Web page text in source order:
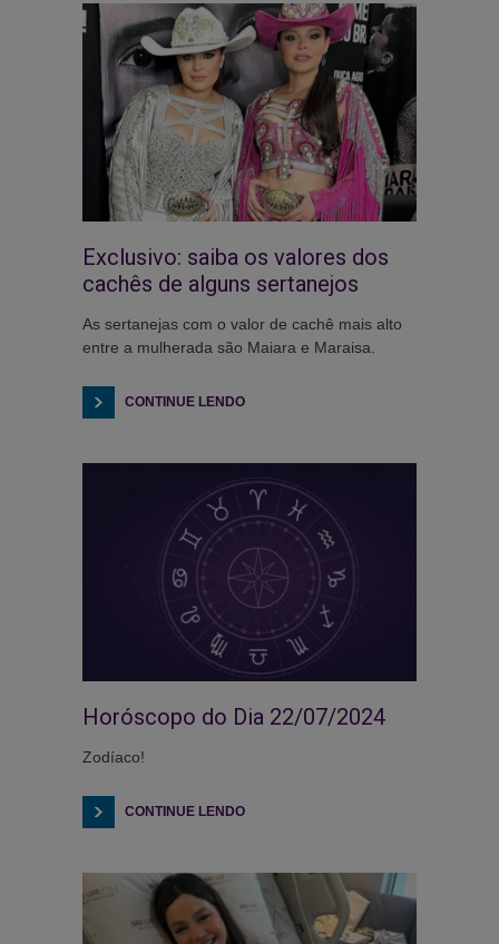
Exclusivo: saiba os valores dos
cachês de alguns sertanejos
As sertanejas com o valor de cachê mais alto
entre a mulherada são Maiara e Maraisa.
CONTINUE LENDO
Horóscopo do Dia 22/07/2024
Zodíaco!
CONTINUE LENDO